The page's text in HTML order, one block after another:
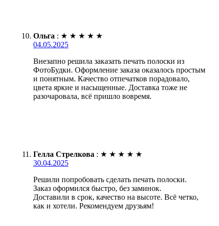
Ольга : ★ ★ ★ ★ ★
04.05.2025
Внезапно решила заказать печать полоски из
ФотоБудки. Оформление заказа оказалось простым
и понятным. Качество отпечатков порадовало,
цвета яркие и насыщенные. Доставка тоже не
разочаровала, всё пришло вовремя.
Гелла Стрелкова : ★ ★ ★ ★ ★
30.04.2025
Решили попробовать сделать печать полоски.
Заказ оформился быстро, без заминок.
Доставили в срок, качество на высоте. Всё четко,
как и хотели. Рекомендуем друзьям!